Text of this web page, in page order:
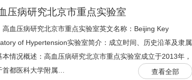
压病研究北京市重点实验室
高血压病研究北京市重点实验室英文名称：Beijing Key
of Hypertension实验室简介：成立时间、历史沿革及隶属
本情况概述：高血压病研究北京市重点实验室成立于2013年，
首都医科大学附属…
查看全部